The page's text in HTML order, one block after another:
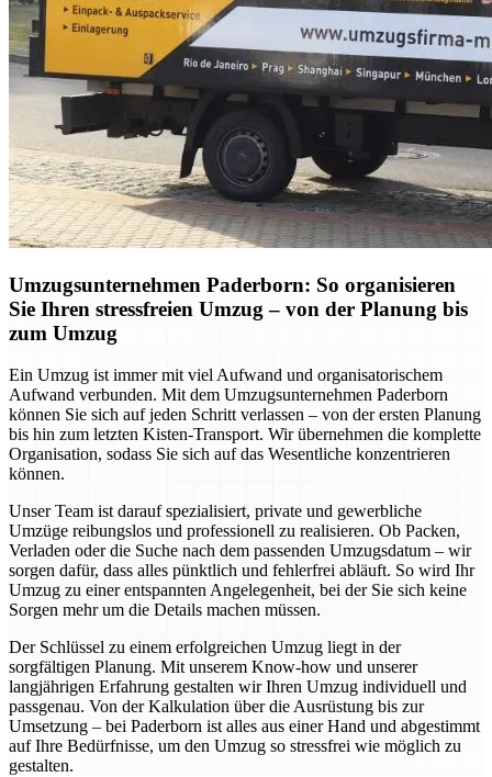
Umzugsunternehmen Paderborn: So organisieren
Sie Ihren stressfreien Umzug – von der Planung bis
zum Umzug
Ein Umzug ist immer mit viel Aufwand und organisatorischem
Aufwand verbunden. Mit dem Umzugsunternehmen Paderborn
können Sie sich auf jeden Schritt verlassen – von der ersten Planung
bis hin zum letzten Kisten-Transport. Wir übernehmen die komplette
Organisation, sodass Sie sich auf das Wesentliche konzentrieren
können.
Unser Team ist darauf spezialisiert, private und gewerbliche
Umzüge reibungslos und professionell zu realisieren. Ob Packen,
Verladen oder die Suche nach dem passenden Umzugsdatum – wir
sorgen dafür, dass alles pünktlich und fehlerfrei abläuft. So wird Ihr
Umzug zu einer entspannten Angelegenheit, bei der Sie sich keine
Sorgen mehr um die Details machen müssen.
Der Schlüssel zu einem erfolgreichen Umzug liegt in der
sorgfältigen Planung. Mit unserem Know-how und unserer
langjährigen Erfahrung gestalten wir Ihren Umzug individuell und
passgenau. Von der Kalkulation über die Ausrüstung bis zur
Umsetzung – bei Paderborn ist alles aus einer Hand und abgestimmt
auf Ihre Bedürfnisse, um den Umzug so stressfrei wie möglich zu
gestalten.